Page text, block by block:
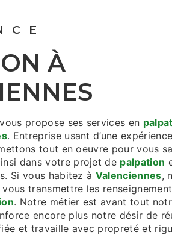
vous propose ses services en
. Entreprise usant d’une
tout en oeuvre pour vous
dans votre projet de palpation
Si vous habitez à Valenciennes,
transmettre les
. Notre métier est avant tout
encore plus notre désir de
et travaille avec propreté et